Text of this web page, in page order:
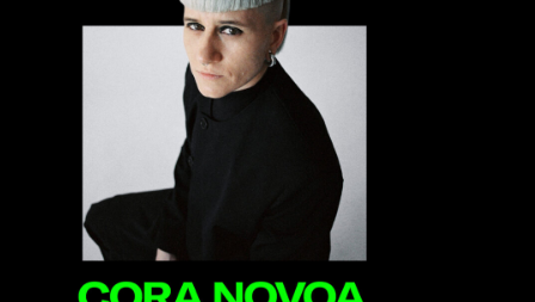
Cora Novoa